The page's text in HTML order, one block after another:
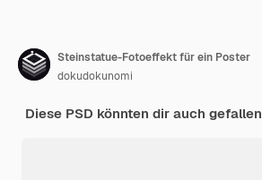
Steinstatue-Fotoeffekt für ein Poster
dokudokunomi
Diese PSD könnten dir auch gefallen